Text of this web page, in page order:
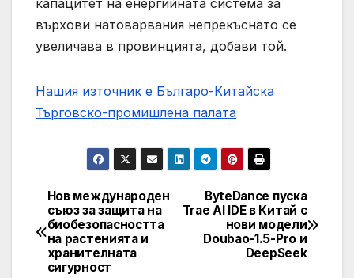
капацитет на енергийната система за
върхови натоварвания непрекъснато се
увеличава в провинцията, добави той.
Нашия източник е Българо-Китайска
Търговско-промишлена палaта
Post
navigation
ByteDance пуска
Trae AI IDE в Китай с
нови модели
Doubao-1.5-Pro и
DeepSeek
Нов международен
съюз за защита на
биобезопасността
на растенията и
хранителната
сигурност